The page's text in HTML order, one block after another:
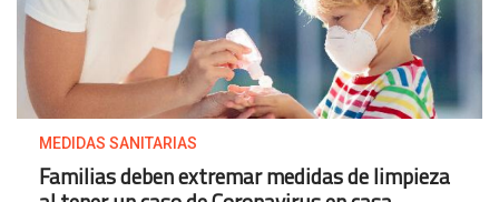
MEDIDAS SANITARIAS
Familias deben extremar medidas de limpieza